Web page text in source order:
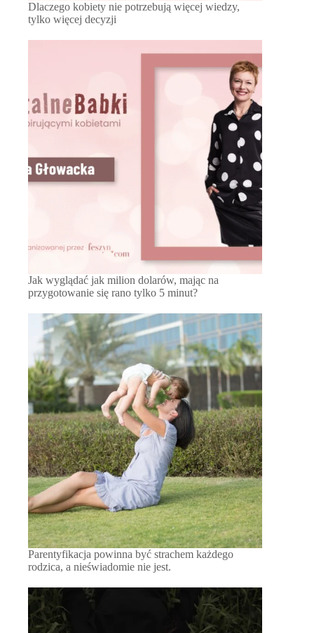
Dlaczego kobiety nie potrzebują więcej wiedzy,
tylko więcej decyzji
Jak wyglądać jak milion dolarów, mając na
przygotowanie się rano tylko 5 minut?
Parentyfikacja powinna być strachem każdego
rodzica, a nieświadomie nie jest.